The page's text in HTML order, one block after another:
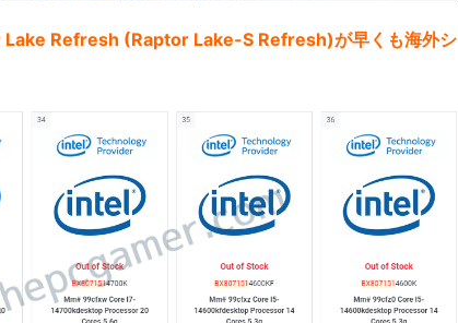
Refresh (Raptor Lake-S Refresh)が早くも海外シ